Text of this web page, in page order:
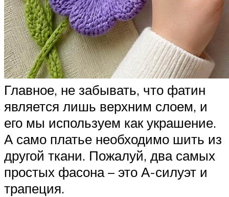
Главное, не забывать, что фатин
является лишь верхним слоем, и
его мы используем как украшение.
А само платье необходимо шить из
другой ткани. Пожалуй, два самых
простых фасона – это А-силуэт и
трапеция.